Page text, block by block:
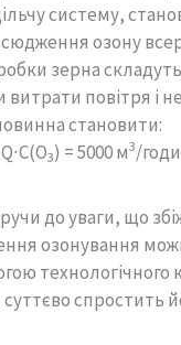
систему,
озону
зерна складуть
повітря і
становити:
3) = 5000 м3/
до уваги, що
озонування
технологічного
спростить